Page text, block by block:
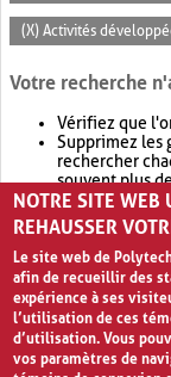
(X) Activités
Votre recherche
Vérifiez que
Supprimez les
rechercher
souvent plus
Envisagez
retournera
NOTRE SITE WEB
REHAUSSER
Le site web de
afin de recueillir des
expérience à ses
l’utilisation de ces
d’utilisation. Vous
vos paramètres de